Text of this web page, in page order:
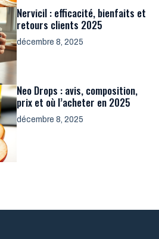
Nervicil : efficacité, bienfaits et
retours clients 2025
décembre 8, 2025
Neo Drops : avis, composition,
prix et où l’acheter en 2025
décembre 8, 2025